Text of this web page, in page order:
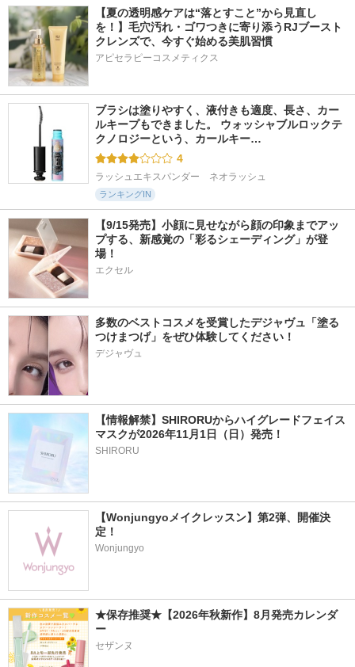
【夏の透明感ケアは“落とすこと”から見直し
を！】毛穴汚れ・ゴワつきに寄り添うRJブースト
クレンズで、今すぐ始める美肌習慣
アピセラピーコスメティクス
ブラシは塗りやすく、液付きも適度、長さ、カー
ルキープもできました。 ウォッシャブルロックテ
クノロジーという、カールキー…
4
ラッシュエキスパンダー　ネオラッシュ
ランキングIN
【9/15発売】小顔に見せながら顔の印象までアッ
プする、新感覚の「彩るシェーディング」が登
場！
エクセル
多数のベストコスメを受賞したデジャヴュ「塗る
つけまつげ」をぜひ体験してください！
デジャヴュ
【情報解禁】SHIRORUからハイグレードフェイス
マスクが2026年11月1日（日）発売！
SHIRORU
【Wonjungyoメイクレッスン】第2弾、開催決
定！
Wonjungyo
★保存推奨★【2026年秋新作】8月発売カレンダ
ー
セザンヌ